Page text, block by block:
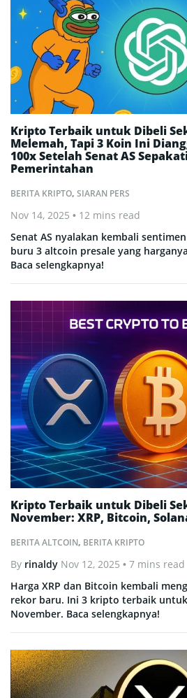
BERITA KRIPTO, SIARAN PERS
Kripto Terbaik untuk Dibeli
Melemah, Tapi 3 Koin Ini
100x Setelah Senat AS
Pemerintahan
Nov 14, 2025 • 12 mins read
Senat AS nyalakan kembali
buru 3 altcoin presale yang
Baca selengkapnya!
BERITA ALTCOIN, BERITA KRIPTO
Kripto Terbaik untuk Dibeli
November: XRP, Bitcoin,
By rinaldy Nov 12, 2025 • 7 mins read
Harga XRP dan Bitcoin kembali
rekor baru. Ini 3 kripto terbaik
November. Baca selengkapnya!